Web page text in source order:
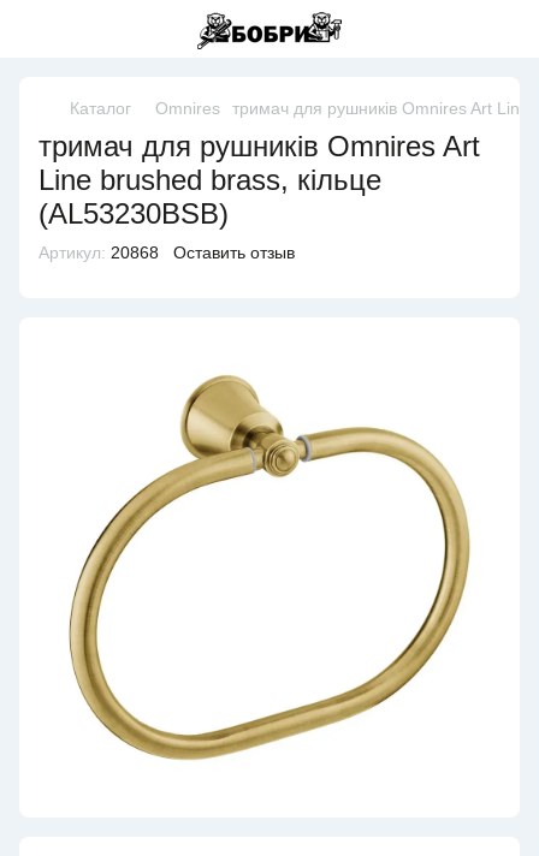
Каталог Omnires тримач для рушників Omnires Art Line
тримач для рушників Omnires Art
Line brushed brass, кільце
(AL53230BSB)
Артикул: 20868 Оставить отзыв